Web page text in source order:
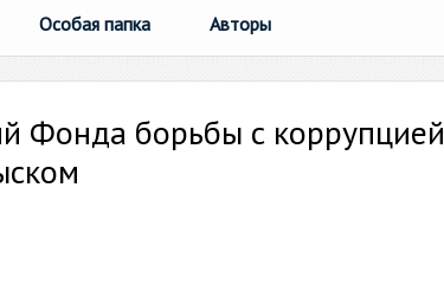
Особая папка Авторы
Фонда борьбы с коррупцией